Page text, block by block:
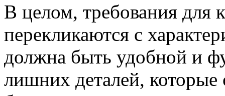
В целом, требования для
перекликаются с
должна быть удобной и
лишних деталей,